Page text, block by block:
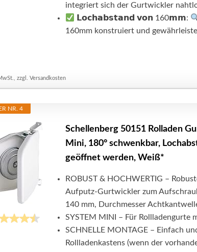
integriert sich der Gurtwickler
𝗟𝗼𝗰𝗵𝗮𝗯𝘀𝘁𝗮𝗻𝗱 𝘃𝗼𝗻 160𝗺𝗺:
160mm konstruiert und
zzgl. Versandkosten
NR. 4
Schellenberg 50151 Rolladen
Mini, 180° schwenkbar,
geöffnet werden, Weiß*
ROBUST & HOCHWERTIG –
Aufputz-Gurtwickler zum
140 mm, Durchmesser
SYSTEM MINI – Für Rollladengurte
SCHNELLE MONTAGE – Einfach
Rollladenkastens (wenn der